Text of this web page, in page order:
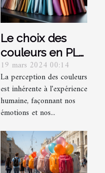
Le choix des
couleurs en PLV
pour un impact
maximal
19 mars 2024 00:14
La perception des couleurs
est inhérente à l'expérience
humaine, façonnant nos
émotions et nos...